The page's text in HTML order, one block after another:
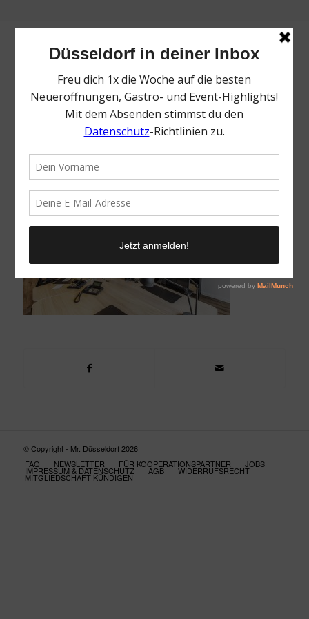
IMG_0232-1
21. Juli 2020 /
© Copyright - Mr. Düsseldorf 2026
FAQ
NEWSLETTER FÜR KOOPERATIONSPARTNER JOBS
IMPRESSUM & DATENSCHUTZ AGB WIDERRUFSRECHT
MITGLIEDSCHAFT KÜNDIGEN